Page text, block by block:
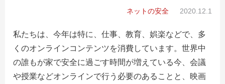
ネットの安全 2020.12.1
私たちは、今年は特に、仕事、教育、娯楽などで、多
くのオンラインコンテンツを消費しています。世界中
の誰もが家で安全に過ごす時間が増えている今、会議
や授業などオンラインで行う必要のあることと、映画